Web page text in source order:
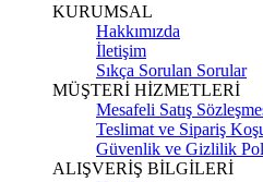
KURUMSAL
Hakkımızda
İletişim
Sıkça Sorulan Sorular
MÜŞTERİ HİZMETLERİ
Mesafeli Satış
Teslimat ve Sipariş
Güvenlik ve Gizlilik
ALIŞVERİŞ BİLGİLERİ